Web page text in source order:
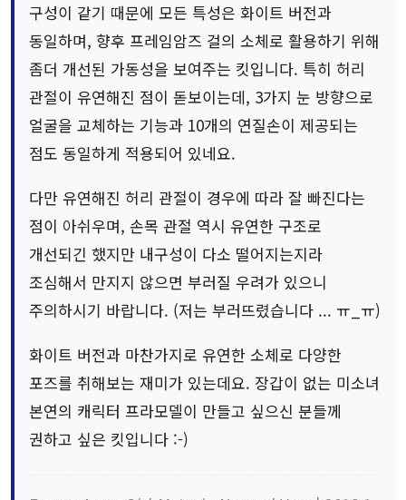
구성이 같기 때문에 모든 특성은 화이트 버전과
동일하며, 향후 프레임암즈 걸의 소체로 활용하기 위해
좀더 개선된 가동성을 보여주는 킷입니다. 특히 허리
관절이 유연해진 점이 돋보이는데, 3가지 눈 방향으로
얼굴을 교체하는 기능과 10개의 연질손이 제공되는
점도 동일하게 적용되어 있네요.
다만 유연해진 허리 관절이 경우에 따라 잘 빠진다는
점이 아쉬우며, 손목 관절 역시 유연한 구조로
개선되긴 했지만 내구성이 다소 떨어지는지라
조심해서 만지지 않으면 부러질 우려가 있으니
주의하시기 바랍니다. (저는 부러뜨렸습니다 ... ㅠ_ㅠ)
화이트 버전과 마찬가지로 유연한 소체로 다양한
포즈를 취해보는 재미가 있는데요. 장갑이 없는 미소녀
본연의 캐릭터 프라모델이 만들고 싶으신 분들께
권하고 싶은 킷입니다 :-)